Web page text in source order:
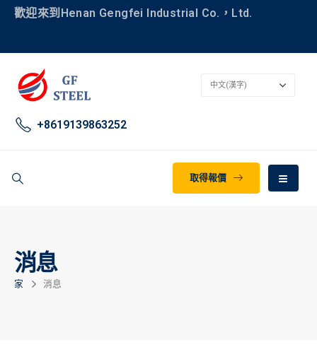
歡迎來到Henan Gengfei Industrial Co.，Ltd.
+8619139863252
取得報價
消息
家 消息